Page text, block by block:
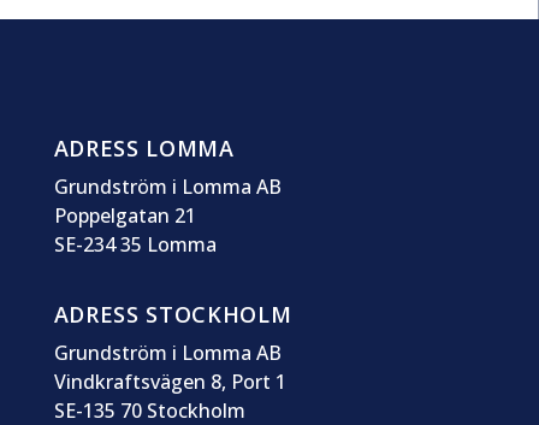
ADRESS LOMMA
Grundström i Lomma AB
Poppelgatan 21
SE-234 35 Lomma
ADRESS STOCKHOLM
Grundström i Lomma AB
Vindkraftsvägen 8, Port 1
SE-135 70 Stockholm